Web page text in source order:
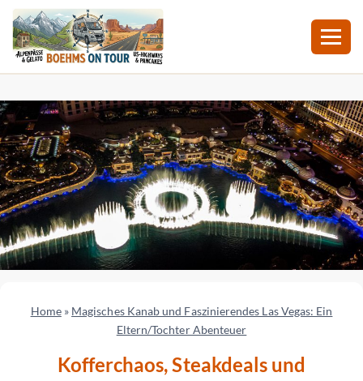
Inhalt
springen
Home» Magisches Kanab und Faszinierendes Las Vegas: Ein
Eltern/Tochter Abenteuer
Kofferchaos, Steakdeals und